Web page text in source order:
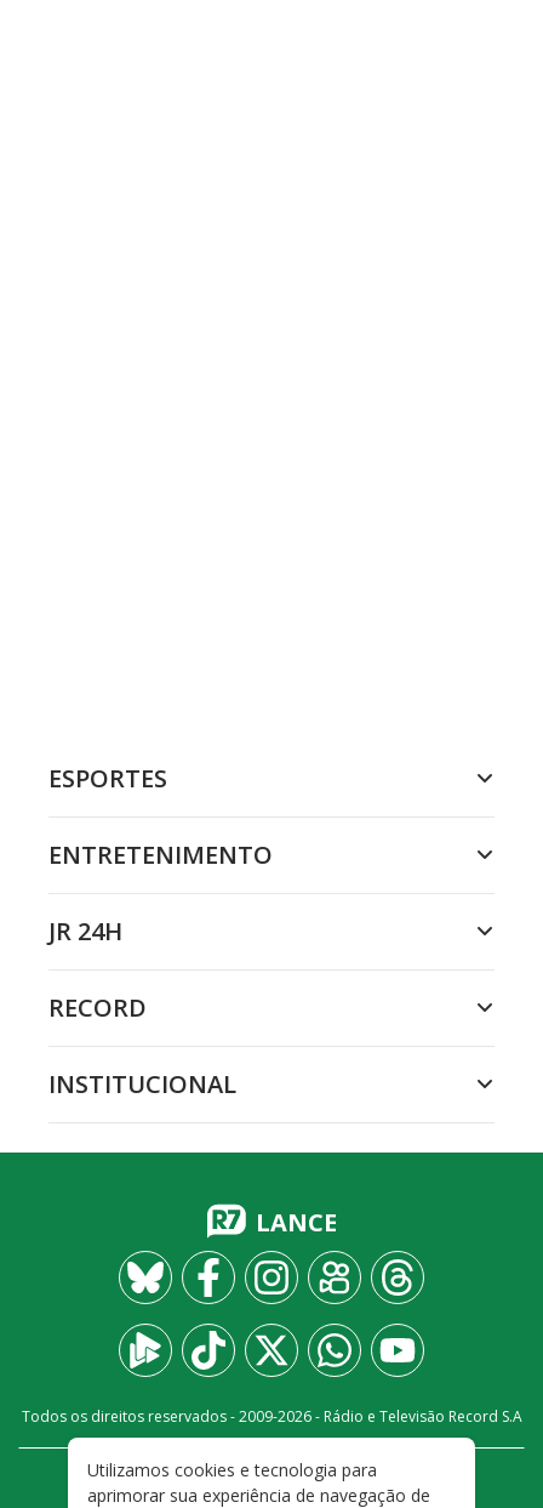
ESPORTES
ENTRETENIMENTO
JR 24H
RECORD
INSTITUCIONAL
LANCE
Todos os direitos reservados - 2009-2026- Rádio e Televisão Record S.A
FALE CONOSCO
PRIVACIDADE
Utilizamos cookies e tecnologia para
aprimorar sua experiência de navegação de